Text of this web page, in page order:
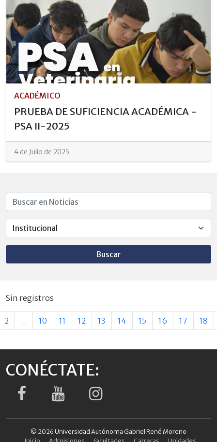
ACADÉMICO
PRUEBA DE SUFICIENCIA ACADÉMICA -
PSA II-2025
4 de Julio de 2025
Buscar
Sin registros
2 ... 10 11 12 13 14 15 16 17 18
CONÉCTATE:
© 2026 Universidad Autónoma Gabriel René Moreno